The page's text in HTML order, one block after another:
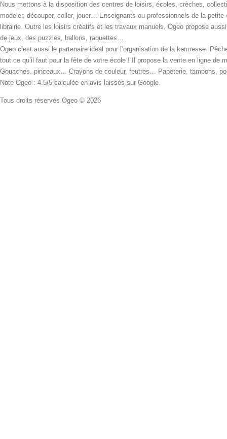
Nous mettons à la disposition des centres de loisirs, écoles, crèches,
modeler, découper, coller, jouer… Enseignants ou professionnels de la
librairie. Outre les loisirs créatifs et les travaux manuels, Ogeo propose
de jeux, des puzzles, ballons, raquettes…
Ogeo c’est aussi le partenaire idéal pour l’organisation de la kermesse.
tout ce qu’il faut pour la fête de votre école ! Il propose la vente en ligne
Gouaches, pinceaux… Crayons de couleur, feutres… Papeterie, tampons,
Note Ogeo : 4.5/5 calculée en avis laissés sur Google.
Tous droits réservés Ogeo © 2026